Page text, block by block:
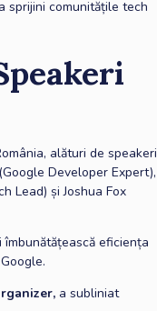
sprijini comunitățile tech
alături de speakeri
Developer Expert),
Lead) și Joshua Fox
eficiența
a subliniat